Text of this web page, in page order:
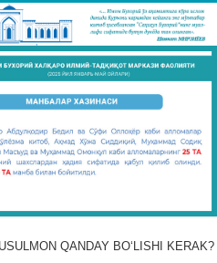
QANDAY BO‘LISHI KERAK?